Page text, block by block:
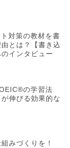
対策の教材を書
とは？【書き込
インタビュー
の学習法
が伸びる効果的な
みづくりを！